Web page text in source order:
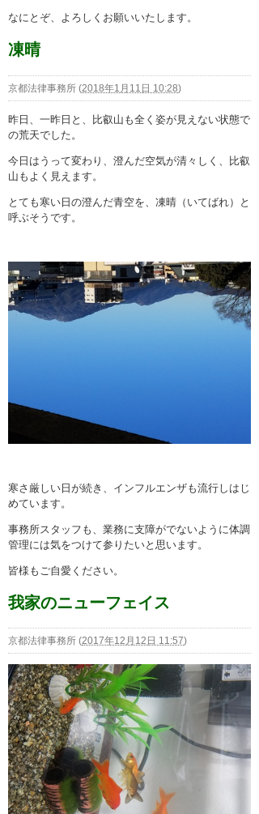
なにとぞ、よろしくお願いいたします。
凍晴
京都法律事務所 (2018年1月11日 10:28)
昨日、一昨日と、比叡山も全く姿が見えない状態で
の荒天でした。
今日はうって変わり、澄んだ空気が清々しく、比叡
山もよく見えます。
とても寒い日の澄んだ青空を、凍晴（いてばれ）と
呼ぶそうです。
寒さ厳しい日が続き、インフルエンザも流行しはじ
めています。
事務所スタッフも、業務に支障がでないように体調
管理には気をつけて参りたいと思います。
皆様もご自愛ください。
我家のニューフェイス
京都法律事務所 (2017年12月12日 11:57)